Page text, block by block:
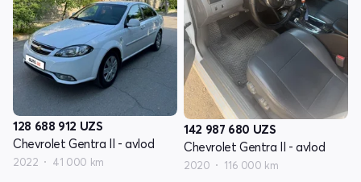
128 688 912 UZS
Chevrolet Gentra II - avlod
2022 41 000 km
142 987 680 UZS
Chevrolet Gentra II - avlod
2020 116 000 km